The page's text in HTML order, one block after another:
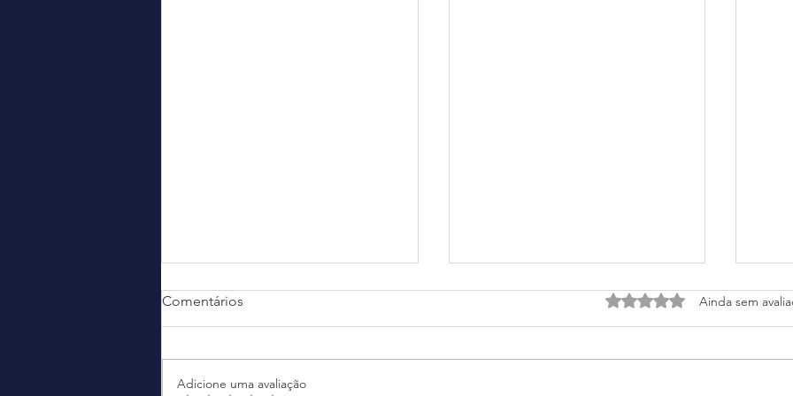
Comentários Avaliado com 0 de 5
Ainda sem
Adicione uma avaliação